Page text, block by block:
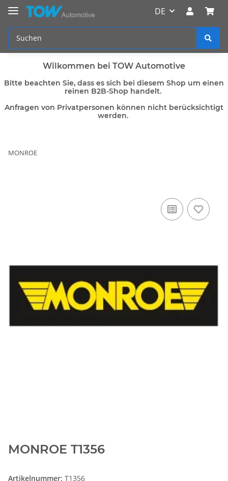
DE
Wilkommen bei TOW Automotive
Bitte beachten Sie, dass es sich bei diesem Shop um einen
reinen B2B-Shop handelt.
Anfragen von Privatpersonen können nicht berücksichtigt
werden.
MONROE
MONROE T1356
Artikelnummer: T1356